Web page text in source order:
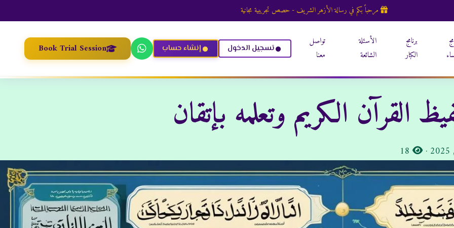
مرحباً بكم في رسالة الأزهر الشريف - حصص تجريبية مجانية
برنامج
الكبار
الأسئلة
الشائعة
تواصل
معنا
تسجيل الدخول إنشاء حساب Book Trial Session
القرآن الكريم وتعلمه بإتقان
· المشاهدات:
18